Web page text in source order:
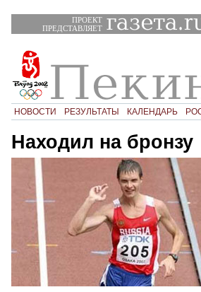
ПРОЕКТ
ПРЕДСТАВЛЯЕТ
НОВОСТИ РЕЗУЛЬТАТЫ КАЛЕНДАРЬ
Находил на бронзу